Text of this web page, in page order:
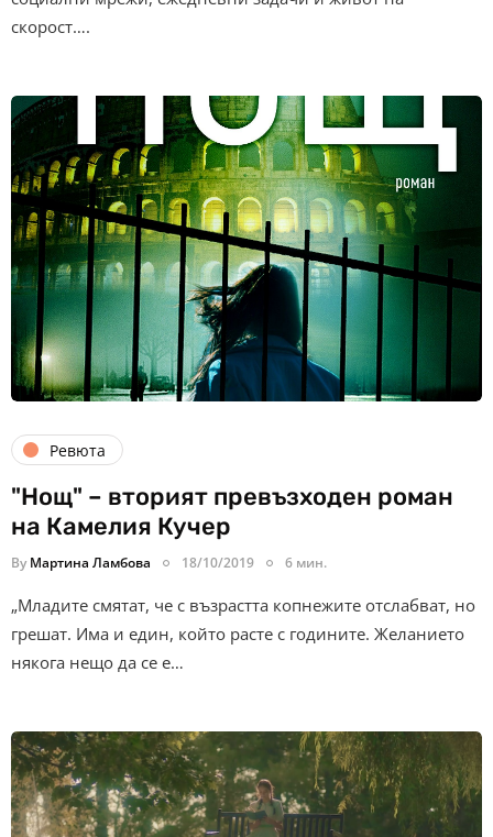
скорост….
Ревюта
"Нощ" – вторият превъзходен роман
на Камелия Кучер
By Мартина Ламбова 18/10/2019 6 мин.
„Младите смятат, че с възрастта копнежите отслабват, но
грешат. Има и един, който расте с годините. Желанието
някога нещо да се е…